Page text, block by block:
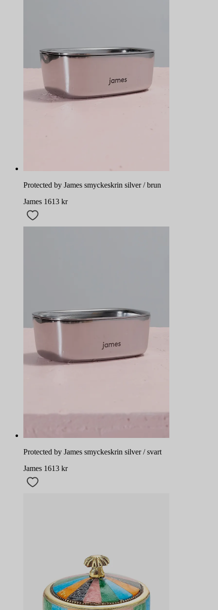
Protected by James smyckeskrin silver / brun
James 1613 kr
Protected by James smyckeskrin silver / svart
James 1613 kr